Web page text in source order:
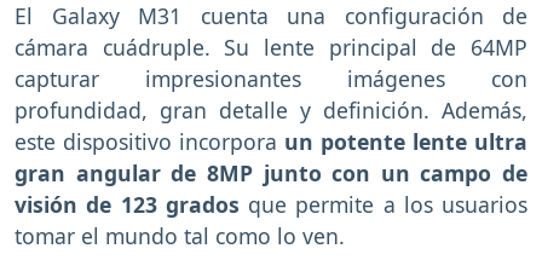
El Galaxy M31 cuenta una configuración de
cámara cuádruple. Su lente principal de 64MP
capturar impresionantes imágenes con
profundidad, gran detalle y definición. Además,
este dispositivo incorpora un potente lente ultra
gran angular de 8MP junto con un campo de
visión de 123 grados que permite a los usuarios
tomar el mundo tal como lo ven.